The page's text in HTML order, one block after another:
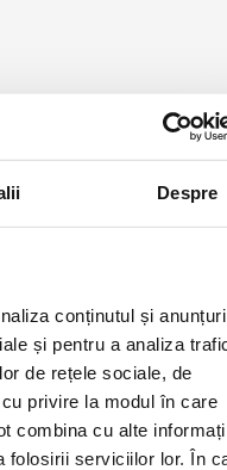
Despre
conținutul și
și pentru a analiza
de rețele sociale, de
privire la modul în care
combina cu alte
folosirii serviciilor lor. În